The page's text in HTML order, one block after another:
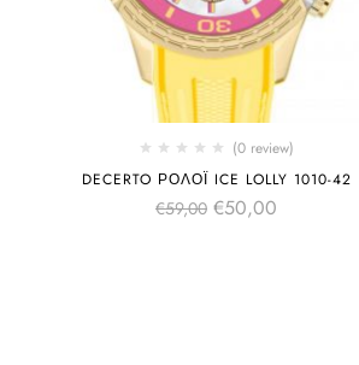
(0 review)
DECERTO ΡΟΛΌΙ ICE LOLLY 1010-42
€59,00 €50,00